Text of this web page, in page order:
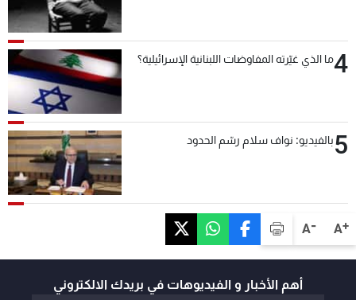
A+
A-
4ما الذي غيّرته المفاوضات اللبنانية الإسرائيلية؟
5بالفيديو: نواف سلام رسّم الحدود
أهم الأخبار و الفيديوهات في بريدك الالكتروني